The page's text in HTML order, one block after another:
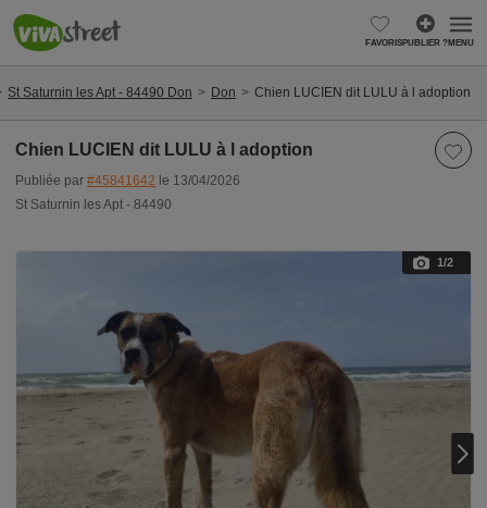
FAVORISPUBLIER ?MENU
St Saturnin les Apt - 84490 Don Don Chien LUCIEN dit LULU à l adoption
Chien LUCIEN dit LULU à l adoption
Publiée par #45841642 le 13/04/2026
St Saturnin les Apt - 84490
1/2